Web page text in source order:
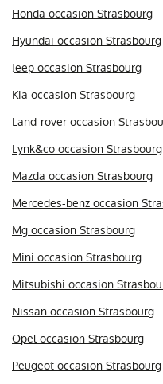
Honda occasion Strasbourg
Hyundai occasion Strasbourg
Jeep occasion Strasbourg
Kia occasion Strasbourg
Land-rover occasion
Lynk&co occasion Strasbourg
Mazda occasion Strasbourg
Mercedes-benz occasion
Mg occasion Strasbourg
Mini occasion Strasbourg
Mitsubishi occasion
Nissan occasion Strasbourg
Opel occasion Strasbourg
Peugeot occasion Strasbourg